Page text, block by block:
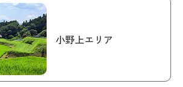
小野上エリア